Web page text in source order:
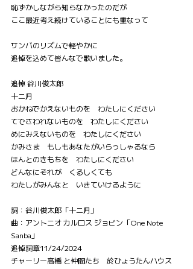
恥ずかしながら知らなかったのだが
ここ最近考え続けていることにも重なって
サンバのリズムで軽やかに
追悼を込めて皆んなで歌いました。
追悼 谷川俊太郎
十二月
おかねでかえないものを　わたしにください
てでさわれないものを　わたしにください
めにみえないものを　わたしにください
かみさま　もしもあなたがいらっしゃるなら
ほんとのきもちを　わたしにください
どんなにそれが　くるしくても
わたしがみんなと　いきていけるように
詞：谷川俊太郎「十二月」
曲：アントニオ カルロス ジョビン「One Note
Sanba」
追悼詞章11/24/2024
チャーリー高橋 と仲間たち 於ひょうたんハウス